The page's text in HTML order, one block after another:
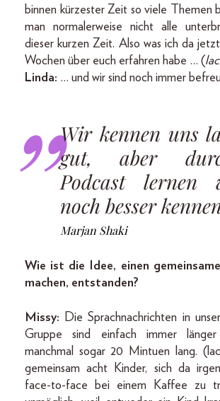
binnen kürzester Zeit so viele Themen
man normalerweise nicht alle
dieser kurzen Zeit. Also was ich da
Wochen über euch erfahren habe … (
Linda: … und wir sind noch immer
Wir kennen uns
gut, aber
Podcast lernen
noch besser
Marjan Shaki
Wie ist die Idee, einen
machen, entstanden?
Missy: Die Sprachnachrichten in
Gruppe sind einfach immer
manchmal sogar 20 Mintuen lang.
gemeinsam acht Kinder, sich da
face-to-face bei einem Kaffee zu